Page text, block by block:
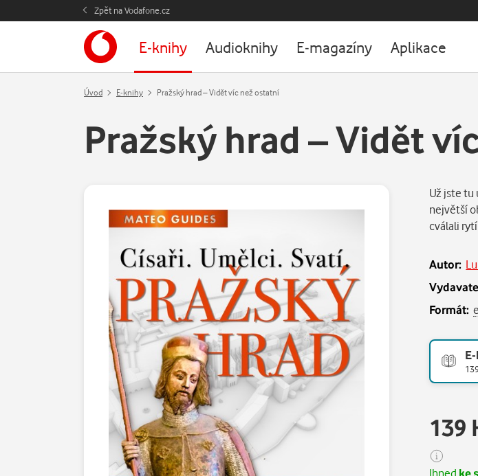
Zpět na Vodafone.cz
E-knihy Audioknihy E-magazíny Aplikace
Úvod E-knihy Pražský hrad – Vidět víc než ostatní
Pražský hrad – Vidět
Už jste tu
největší
cválali
Autor:
Formát:
139
Ihned ke